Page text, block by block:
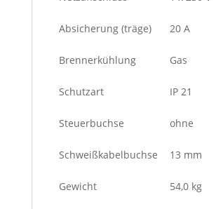
Absicherung (träge) 20 A
Brennerkühlung Gas
Schutzart IP 21
Steuerbuchse ohne
Schweißkabelbuchse 13 mm
Gewicht 54,0 kg